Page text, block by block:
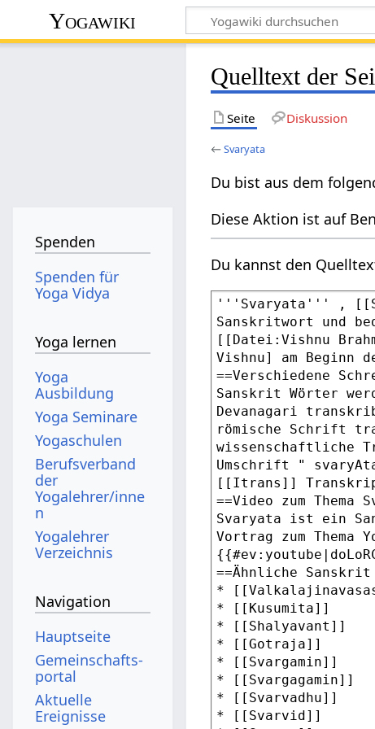
Yogawiki
Quelltext der
Seite Diskussion
←Svaryata
Du bist aus dem
Diese Aktion ist auf
Du kannst den
Spenden
Spenden für
Yoga Vidya
Yoga lernen
Yoga
Ausbildung
Yoga Seminare
Yogaschulen
Berufsverband
der
Yogalehrer/inne
n
Yogalehrer
Verzeichnis
Navigation
Hauptseite
Gemeinschafts­
portal
Aktuelle
Ereignisse